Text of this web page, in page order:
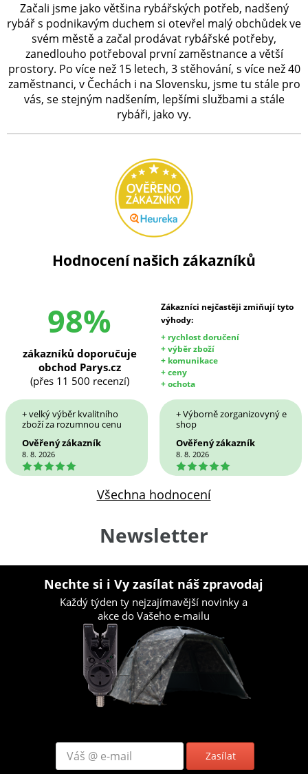
Začali jsme jako většina rybářských potřeb, nadšený
rybář s podnikavým duchem si otevřel malý obchůdek ve
svém městě a začal prodávat rybářské potřeby,
zanedlouho potřeboval první zaměstnance a větší
prostory. Po více než 15 letech, 3 stěhování, s více než 40
zaměstnanci, v Čechách i na Slovensku, jsme tu stále pro
vás, se stejným nadšením, lepšími službami a stále
rybáři, jako vy.
Hodnocení našich zákazníků
98%
Zákazníci nejčastěji zmiňují tyto
výhody:
+ rychlost doručení
+ výběr zboží
+ komunikace
+ ceny
+ ochota
zákazníků doporučuje
obchod Parys.cz
(přes 11 500 recenzí)
+ velký výběr kvalitního
zboží za rozumnou cenu
Ověřený zákazník
8. 8. 2026
5
+ Výborně zorganizovyný e
shop
Ověřený zákazník
8. 8. 2026
5
Všechna hodnocení
Newsletter
Nechte si i Vy zasílat náš zpravodaj
Každý týden ty nejzajímavější novinky a
akce do Vašeho e-mailu
Zasílat